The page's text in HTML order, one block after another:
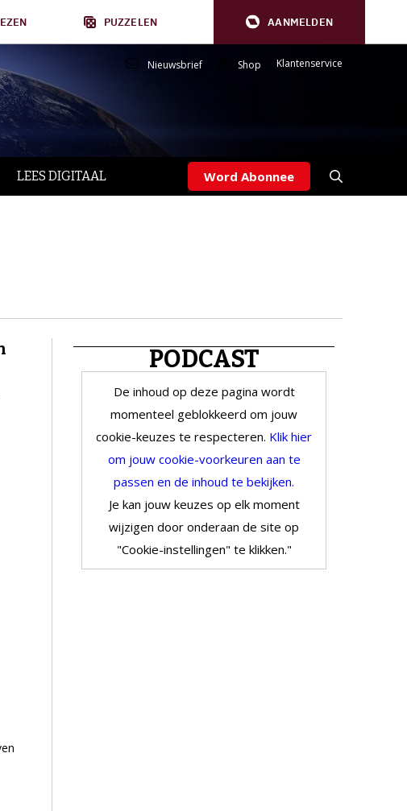
PUZZELEN AANMELDEN
Nieuwsbrief Shop Klantenservice
LEES DIGITAAL Word Abonnee
PODCAST
De inhoud op deze pagina wordt
momenteel geblokkeerd om jouw
cookie-keuzes te respecteren. Klik hier
om jouw cookie-voorkeuren aan te
passen en de inhoud te bekijken.
Je kan jouw keuzes op elk moment
wijzigen door onderaan de site op
"Cookie-instellingen" te klikken."